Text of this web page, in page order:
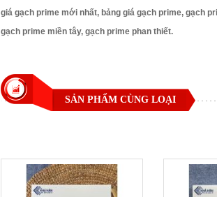
giá gạch prime mới nhất, bảng giá gạch prime, gạch
gạch prime miền tây, gạch prime phan thiết.
SẢN PHẨM CÙNG LOẠI